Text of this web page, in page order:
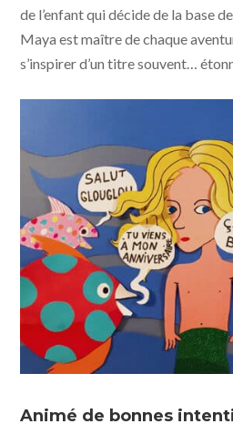
de l’enfant qui décide de la base
Maya est maître de chaque
s’inspirer d’un titre souvent…
Jokers
Animé de bonnes